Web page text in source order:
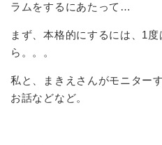
ラムをするにあたって…
まず、本格的にするには、1
ら。。。
私と、まきえさんがモニター
お話などなど。